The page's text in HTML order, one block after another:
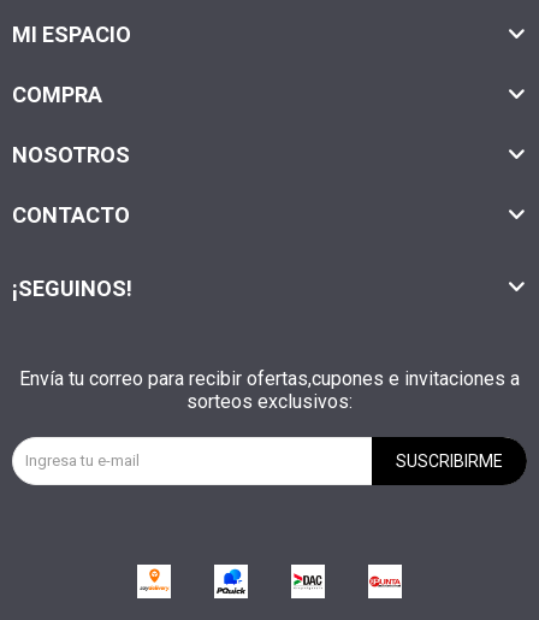
MI ESPACIO
COMPRA
NOSOTROS
CONTACTO
Envía tu correo para recibir ofertas,cupones e invitaciones a
sorteos exclusivos:
SUSCRIBIRME
¡SEGUINOS!